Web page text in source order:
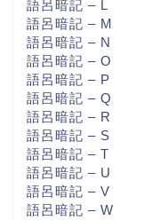
語呂暗記 – L
語呂暗記 – M
語呂暗記 – N
語呂暗記 – O
語呂暗記 – P
語呂暗記 – Q
語呂暗記 – R
語呂暗記 – S
語呂暗記 – T
語呂暗記 – U
語呂暗記 – V
語呂暗記 – W